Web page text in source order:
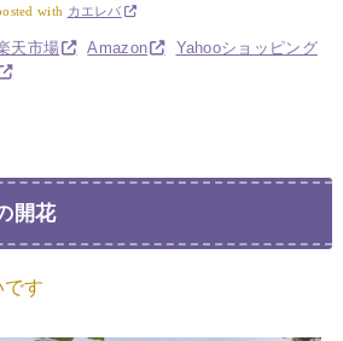
with カエレバ
天市場 Amazon Yahooショッピング
開花
す